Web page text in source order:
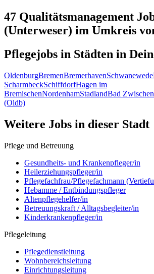
47 Qualitätsmanagement
(Unterweser) im Umkreis
Pflegejobs in Städten in
OldenburgBremenBremerhavenSchwanewede
ScharmbeckSchiffdorfHagen im
BremischenNordenhamStadlandBad
(Oldb)
Weitere Jobs in dieser Stadt
Pflege und Betreuung
Gesundheits- und Krankenpfleger/in
Heilerziehungspfleger/in
Pflegefachfrau/Pflegefachmann
Hebamme / Entbindungspfleger
Altenpflegehelfer/in
Betreuungskraft / Alltagsbegleiter/in
Kinderkrankenpfleger/in
Pflegeleitung
Pflegedienstleitung
Wohnbereichsleitung
Einrichtungsleitung